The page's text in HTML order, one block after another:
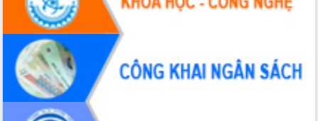
UBND tỉnh họp báo định kỳ tháng 4
năm 2026
Hội thảo khoa học “Giải pháp thúc đẩy
phát triển nền kinh tế xanh tại tỉnh
Đắk Lắk”
Tăng cường giám sát, đôn đốc thực
hiện nhiệm vụ quản lý tài sản công